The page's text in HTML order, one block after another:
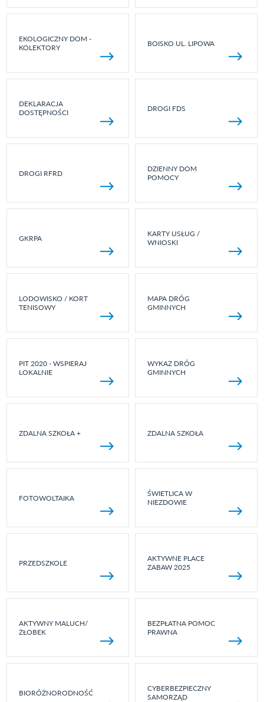
EKOLOGICZNY DOM -
KOLEKTORY
BOISKO UL. LIPOWA
DEKLARACJA
DOSTĘPNOŚCI
DROGI FDS
DROGI RFRD
DZIENNY DOM
POMOCY
GKRPA
KARTY USŁUG /
WNIOSKI
LODOWISKO / KORT
TENISOWY
MAPA DRÓG
GMINNYCH
PIT 2020 - WSPIERAJ
LOKALNIE
WYKAZ DRÓG
GMINNYCH
ZDALNA SZKOŁA + ZDALNA SZKOŁA
FOTOWOLTAIKA
ŚWIETLICA W
NIEZDOWIE
PRZEDSZKOLE
AKTYWNE PLACE
ZABAW 2025
AKTYWNY MALUCH/
ŻŁOBEK
BEZPŁATNA POMOC
PRAWNA
BIORÓŻNORODNOŚĆ
CYBERBEZPIECZNY
SAMORZĄD